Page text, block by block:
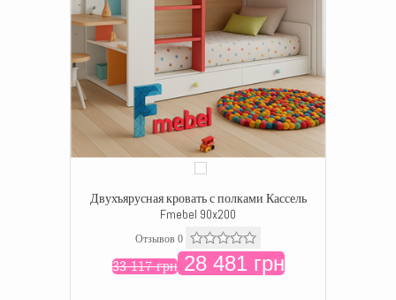
Двухъярусная кровать с полками Кассель
Fmebel 90x200
Отзывов 0
33 117 грн28 481 грн